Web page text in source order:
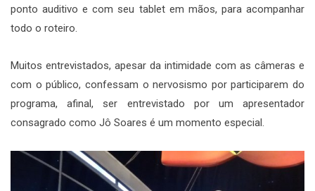
ponto auditivo e com seu tablet em mãos, para acompanhar
todo o roteiro.
Muitos entrevistados, apesar da intimidade com as câmeras e
com o público, confessam o nervosismo por participarem do
programa, afinal, ser entrevistado por um apresentador
consagrado como Jô Soares é um momento especial.